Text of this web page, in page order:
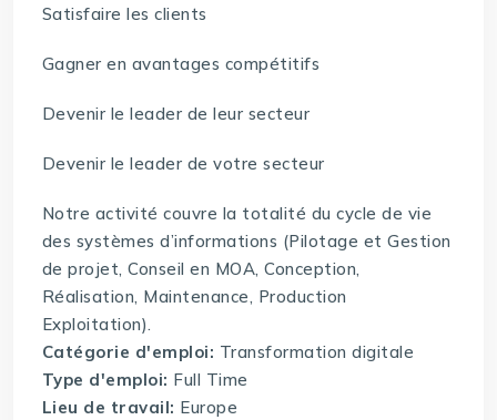
Satisfaire les clients
Gagner en avantages compétitifs
Devenir le leader de leur secteur
Devenir le leader de votre secteur
Notre activité couvre la totalité du cycle de vie
des systèmes d’informations (Pilotage et Gestion
de projet, Conseil en MOA, Conception,
Réalisation, Maintenance, Production
Exploitation).
Catégorie d'emploi: Transformation digitale
Type d'emploi: Full Time
Lieu de travail: Europe